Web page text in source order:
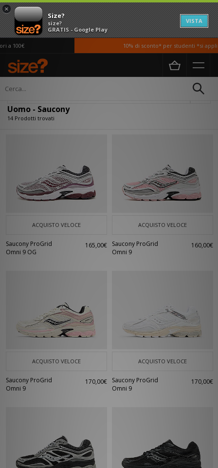
×
Size?
size?
GRATIS - Google Play
VISTA
100€ 10% di sconto* per studenti *si
Home Uomo
Uomo - Saucony
14 Prodotti trovati
ACQUISTO VELOCE
Saucony ProGrid
Omni 9 OG
165,00€
ACQUISTO VELOCE
Saucony ProGrid
Omni 9
160,00€
ACQUISTO VELOCE
Saucony ProGrid
Omni 9
170,00€
ACQUISTO VELOCE
Saucony ProGrid
Omni 9
170,00€